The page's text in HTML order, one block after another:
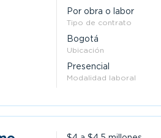
Por obra o labor
Tipo de contrato
Bogotá
Ubicación
Presencial
Modalidad laboral